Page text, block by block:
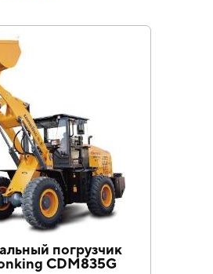
погрузчик
CDM835G